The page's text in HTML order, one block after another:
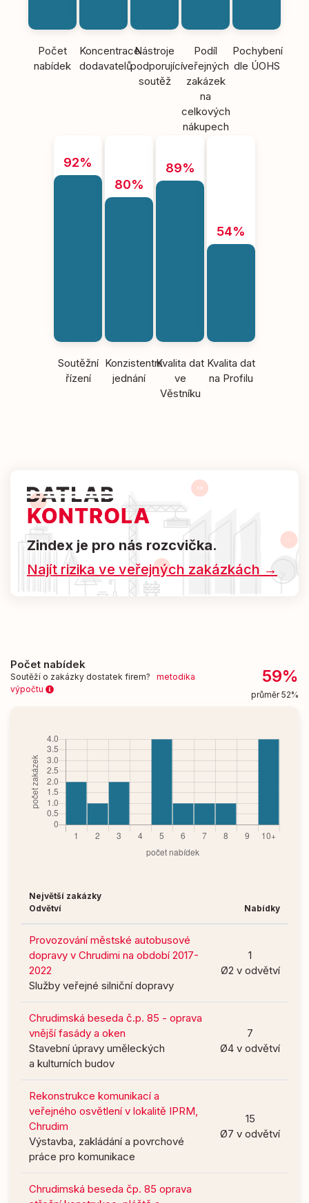
Počet
nabídek
Koncentrace
dodavatelů
Nástroje
podporující
soutěž
Podíl
veřejných
zakázek
na
celkových
nákupech
Pochybení
dle ÚOHS
92%
Soutěžní
řízení
80%
Konzistentní
jednání
89%
Kvalita dat
ve
Věstníku
54%
Kvalita dat
na Profilu
Zindex je pro nás rozcvička.
Najít rizika ve veřejných zakázkách →
Počet nabídek
Soutěží o zakázky dostatek firem? metodika
výpočtu
59%
průměr 52%
Největší zakázky
Odvětví
Nabídky
Provozování městské autobusové
dopravy v Chrudimi na období 2017-
2022
Služby veřejné silniční dopravy
1
Ø2 v odvětví
Chrudimská beseda č.p. 85 - oprava
vnější fasády a oken
Stavební úpravy uměleckých
a kulturních budov
7
Ø4 v odvětví
Rekonstrukce komunikací a
veřejného osvětlení v lokalitě IPRM,
Chrudim
Výstavba, zakládání a povrchové
práce pro komunikace
15
Ø7 v odvětví
Chrudimská beseda čp. 85 oprava